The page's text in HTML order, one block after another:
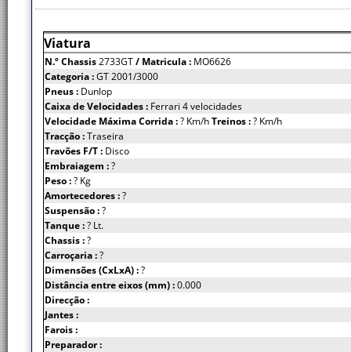
Viatura
N.º Chassis2733GT/ Matricula : MO6626
Categoria :GT 2001/3000
Pneus : Dunlop
Caixa de Velocidades : Ferrari 4 velocidades
Velocidade Máxima Corrida :? Km/hTreinos :? Km/h
Tracção :Traseira
Travões F/T : Disco
Embraiagem :?
Peso :? Kg
Amortecedores :?
Suspensão :?
Tanque :? Lt.
Chassis :?
Carroçaria :?
Dimensões (CxLxA) :?
Distância entre eixos (mm) :0.000
Direcção :
Jantes :
Farois :
Preparador :